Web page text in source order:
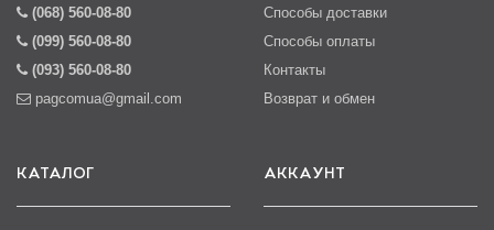
(068) 560-08-80
(099) 560-08-80
(093) 560-08-80
pagcomua@gmail.com
Способы доставки
Способы оплаты
Контакты
Возврат и обмен
КАТАЛОГ АККАУНТ